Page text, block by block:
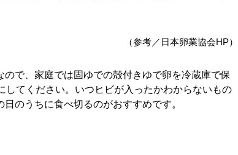
（参考／日本卵業協会HP）
で、家庭では固ゆでの殻付きゆで卵を冷蔵庫で保
てください。いつヒビが入ったかわからないもの
のうちに食べ切るのがおすすめです。